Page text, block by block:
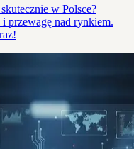
w Polsce?
przewagę nad rynkiem.